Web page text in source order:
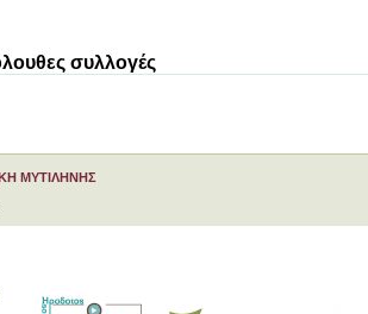
συλλογές
ΜΥΤΙΛΗΝΗΣ